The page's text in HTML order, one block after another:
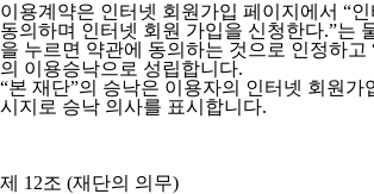
이용계약은 인터넷 회원가입 페이지에서 “인
동의하며 인터넷 회원 가입을 신청한다.”는
을 누르면 약관에 동의하는 것으로 인정하고
의 이용승낙으로 성립합니다.
“본 재단”의 승낙은 이용자의 인터넷 회원가
시지로 승낙 의사를 표시합니다.
제 12조 (재단의 의무)